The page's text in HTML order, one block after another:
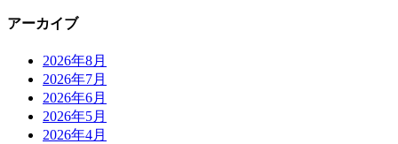
アーカイブ
2026年8月
2026年7月
2026年6月
2026年5月
2026年4月